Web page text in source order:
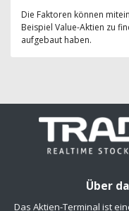
Die Faktoren können
Beispiel Value-Aktien zu
aufgebaut haben.
Über
Das Aktien-Terminal ist